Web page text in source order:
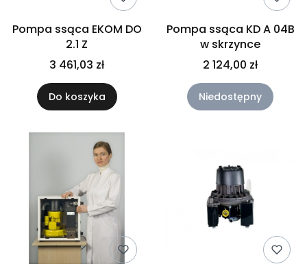
Pompa ssąca EKOM DO
2.1 Z
3 461,03 zł
Do koszyka
Pompa ssąca KD A 04B
w skrzynce
2 124,00 zł
Niedostępny